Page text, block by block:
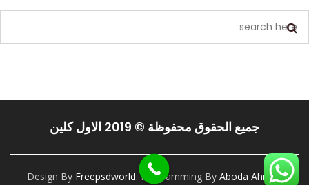
جميع الحقوق محفوظة © 2019 الاول كلين
Design By Freepsdworld. Programming By Aboda Ahmed